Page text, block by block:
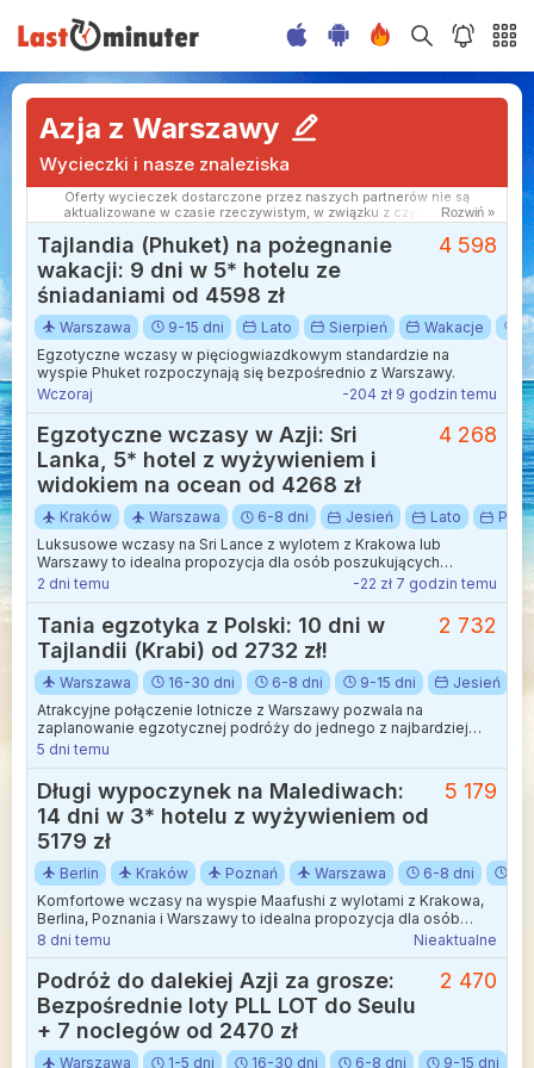
Azja z Warszawy
Wycieczki i nasze znaleziska
Oferty wycieczek dostarczone przez naszych partnerów nie są
aktualizowane w czasie rzeczywistym, w związku z czym ceny i
dostępność ofert mogą się nieznacznie różnić od aktualnych.
Dokładamy wszelkich starań aby rozbieżności były jak najmniejsze.
Rozwiń »
Tajlandia (Phuket) na pożegnanie
wakacji: 9 dni w 5* hotelu ze
śniadaniami od 4598 zł
4 598
Warszawa 9-15 dni Lato Sierpień Wakacje
Egzotyczne wczasy w pięciogwiazdkowym standardzie na
wyspie Phuket rozpoczynają się bezpośrednio z Warszawy.
Wczoraj
-204 zł 9 godzin temu
Egzotyczne wczasy w Azji: Sri
Lanka, 5* hotel z wyżywieniem i
widokiem na ocean od 4268 zł
4 268
Kraków Warszawa 6-8 dni Jesień Lato
Luksusowe wczasy na Sri Lance z wylotem z Krakowa lub
Warszawy to idealna propozycja dla osób poszukujących
egzotyki w najwyższym standardzie.
2 dni temu -22 zł 7 godzin temu
Tania egzotyka z Polski: 10 dni w
Tajlandii (Krabi) od 2732 zł!
2 732
Warszawa 16-30 dni 6-8 dni 9-15 dni
Jesień
Atrakcyjne połączenie lotnicze z Warszawy pozwala na
zaplanowanie egzotycznej podróży do jednego z najbardziej
malowniczych regionów Azji Południowo-Wschodniej.
5 dni temu
Długi wypoczynek na Malediwach:
14 dni w 3* hotelu z wyżywieniem od
5179 zł
5 179
Berlin Kraków Poznań Warszawa 6-8 dni
Komfortowe wczasy na wyspie Maafushi z wylotami z Krakowa,
Berlina, Poznania i Warszawy to idealna propozycja dla osób
poszukujących egzotyki w butikowym wydaniu.
8 dni temu Nieaktualne
Podróż do dalekiej Azji za grosze:
Bezpośrednie loty PLL LOT do Seulu
+ 7 noclegów od 2470 zł
2 470
Warszawa 1-5 dni 16-30 dni 6-8 dni 9-15 dni